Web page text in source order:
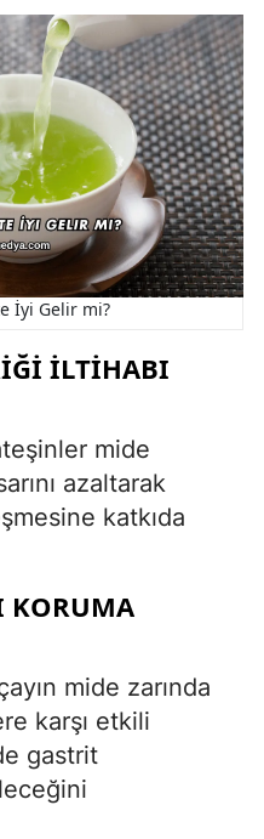
İyi Gelir mi?
İLTIHABI
mide
azaltarak
katkıda
KORUMA
mide zarında
karşı etkili
gastrit